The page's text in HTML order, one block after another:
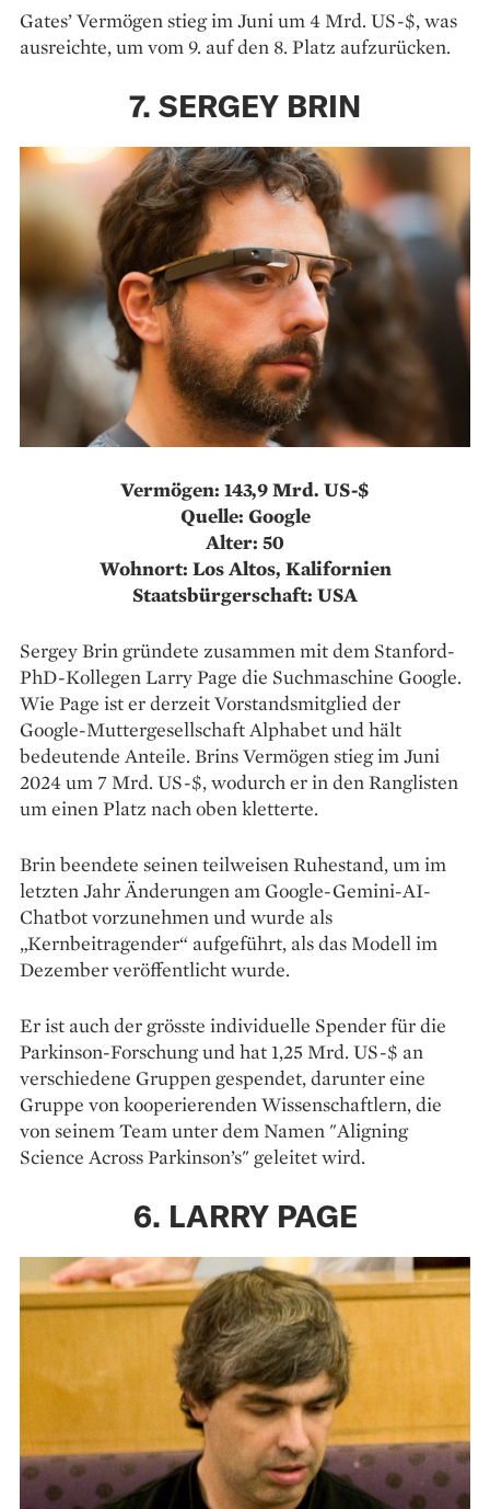
Gates’ Vermögen stieg im Juni um 4 Mrd. US-$, was
ausreichte, um vom 9. auf den 8. Platz aufzurücken.
7. SERGEY BRIN
Vermögen: 143,9 Mrd. US-$
Quelle: Google
Alter: 50
Wohnort: Los Altos, Kalifornien
Staatsbürgerschaft: USA
Sergey Brin gründete zusammen mit dem Stanford-
PhD-Kollegen Larry Page die Suchmaschine Google.
Wie Page ist er derzeit Vorstandsmitglied der
Google-Muttergesellschaft Alphabet und hält
bedeutende Anteile. Brins Vermögen stieg im Juni
2024 um 7 Mrd. US-$, wodurch er in den Ranglisten
um einen Platz nach oben kletterte.
Brin beendete seinen teilweisen Ruhestand, um im
letzten Jahr Änderungen am Google-Gemini-AI-
Chatbot vorzunehmen und wurde als
„Kernbeitragender“ aufgeführt, als das Modell im
Dezember veröffentlicht wurde.
Er ist auch der grösste individuelle Spender für die
Parkinson-Forschung und hat 1,25 Mrd. US-$ an
verschiedene Gruppen gespendet, darunter eine
Gruppe von kooperierenden Wissenschaftlern, die
von seinem Team unter dem Namen "Aligning
Science Across Parkinson’s" geleitet wird.
6. LARRY PAGE